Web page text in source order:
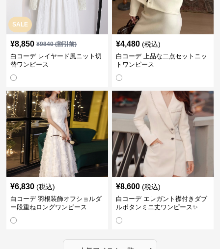
SALE
¥8,850 ¥9840(割引前)
白コーデ レイヤード風ニット切
替ワンピース
¥4,480 (税込)
白コーデ 上品な二点セットニッ
トワンピース
¥6,830 (税込)
白コーデ 羽根装飾オフショルダ
ー段重ねロングワンピース
¥8,600 (税込)
白コーデ エレガント襟付きダブ
ルボタンミニ丈ワンピース✨